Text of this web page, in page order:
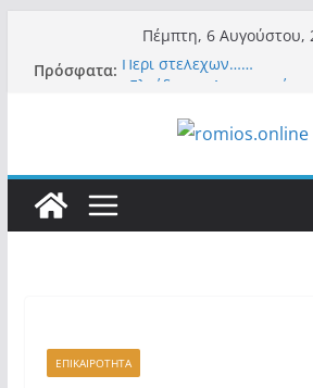
περιεχόμενο
Πέμπτη, 6 Αυγούστου,
Πρόσφατα: Περί στελεχών……
το διεφθαρμένο σύστημα
Κασιδιάρη – Οι ένοικοι
πανικό, πατριωτικό
«Έλληνες» η κυβέρνηση!
ΕΠΙΚΑΙΡΟΤΗΤΑ